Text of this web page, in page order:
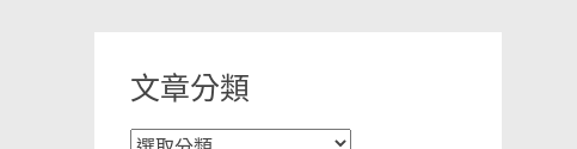
文章分類
文